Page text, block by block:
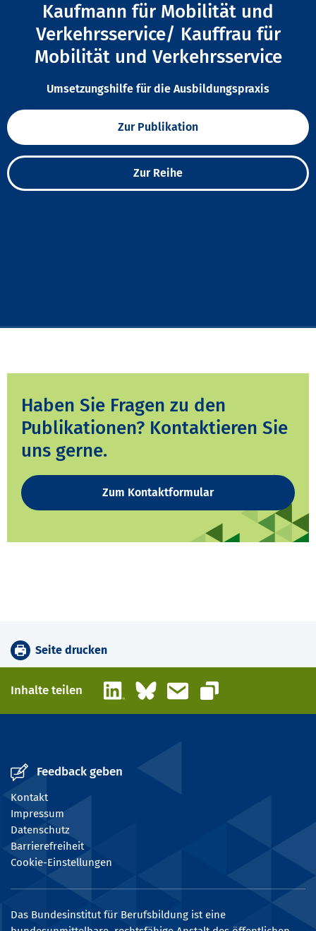
Kaufmann für Mobilität und
Verkehrsservice/ Kauffrau für
Mobilität und Verkehrsservice
Umsetzungshilfe für die Ausbildungspraxis
Zur Publikation
Zur Reihe
Haben Sie Fragen zu den
Publikationen? Kontaktieren Sie
uns gerne.
Zum Kontaktformular
Seite drucken
Inhalte teilen LinkedInBlueskyE-Mail
Link kopieren
Feedback geben
Kontakt
Impressum
Datenschutz
Barrierefreiheit
Cookie-Einstellungen
Das Bundesinstitut für Berufsbildung ist eine